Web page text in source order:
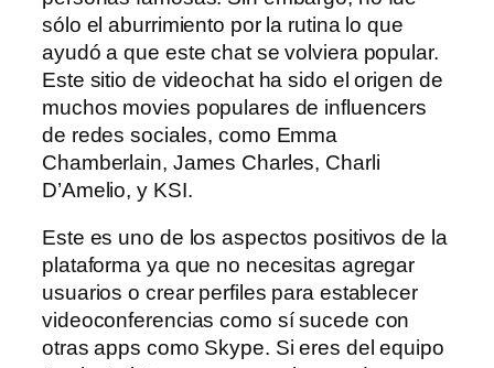
sólo el aburrimiento por la rutina lo que
ayudó a que este chat se volviera popular.
Este sitio de videochat ha sido el origen de
muchos movies populares de influencers
de redes sociales, como Emma
Chamberlain, James Charles, Charli
D’Amelio, y KSI.
Este es uno de los aspectos positivos de la
plataforma ya que no necesitas agregar
usuarios o crear perfiles para establecer
videoconferencias como sí sucede con
otras apps como Skype. Si eres del equipo